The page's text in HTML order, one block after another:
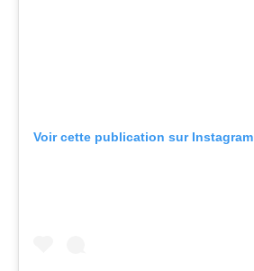
Voir cette publication sur Instagram